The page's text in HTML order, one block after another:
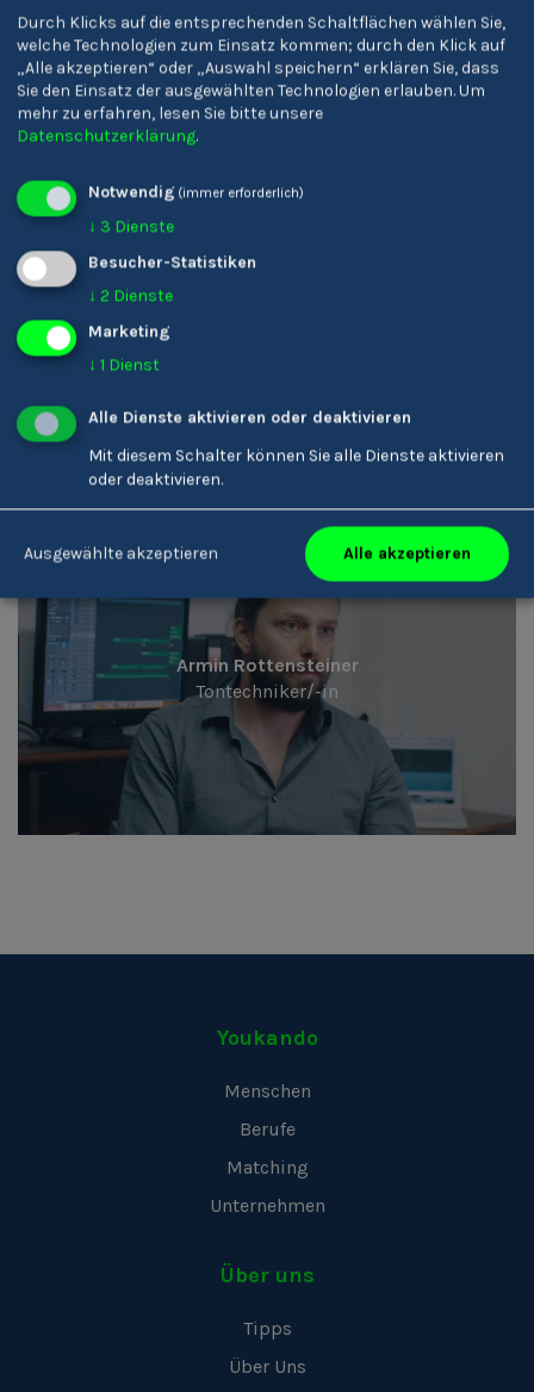
Armin Rottensteiner
Tontechniker/-in
Youkando
Menschen
Berufe
Matching
Unternehmen
Über uns
Tipps
Über Uns
Durch Klicks auf die entsprechenden Schaltflächen wählen Sie,
welche Technologien zum Einsatz kommen; durch den Klick auf
„Alle akzeptieren“ oder „Auswahl speichern“ erklären Sie, dass
Sie den Einsatz der ausgewählten Technologien erlauben.Um
mehr zu erfahren, lesen Sie bitte unsere
Datenschutzerklärung.
Notwendig (immer erforderlich)
↓ 3 Dienste
Besucher-Statistiken
↓ 2 Dienste
Marketing
↓ 1 Dienst
Alle Dienste aktivieren oder deaktivieren
Mit diesem Schalter können Sie alle Dienste aktivieren
oder deaktivieren.
Ausgewählte akzeptieren Alle akzeptieren